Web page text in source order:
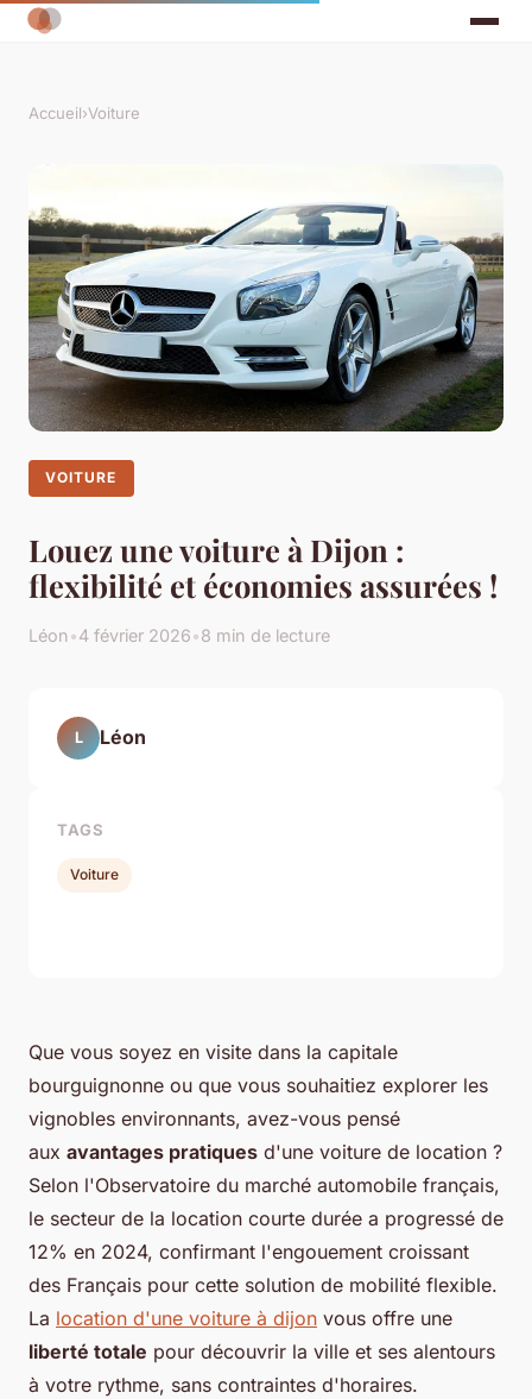
Accueil›Voiture
VOITURE
Louez une voiture à Dijon :
flexibilité et économies assurées !
Léon•4 février 2026•8 min de lecture
Que vous soyez en visite dans la capitale
bourguignonne ou que vous souhaitiez explorer les
vignobles environnants, avez-vous pensé
aux avantages pratiques d'une voiture de location ?
Selon l'Observatoire du marché automobile français,
le secteur de la location courte durée a progressé de
12% en 2024, confirmant l'engouement croissant
des Français pour cette solution de mobilité flexible.
La location d'une voiture à dijon vous offre une
liberté totale pour découvrir la ville et ses alentours
à votre rythme, sans contraintes d'horaires.
L Léon
TAGS
Voiture